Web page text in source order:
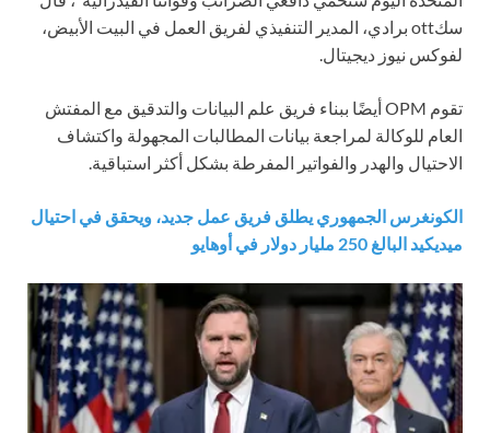
سكott برادي، المدير التنفيذي لفريق العمل في البيت الأبيض،
لفوكس نيوز ديجيتال.
تقوم OPM أيضًا ببناء فريق علم البيانات والتدقيق مع المفتش
العام للوكالة لمراجعة بيانات المطالبات المجهولة واكتشاف
الاحتيال والهدر والفواتير المفرطة بشكل أكثر استباقية.
الكونغرس الجمهوري يطلق فريق عمل جديد، ويحقق في احتيال
ميديكيد البالغ 250 مليار دولار في أوهايو